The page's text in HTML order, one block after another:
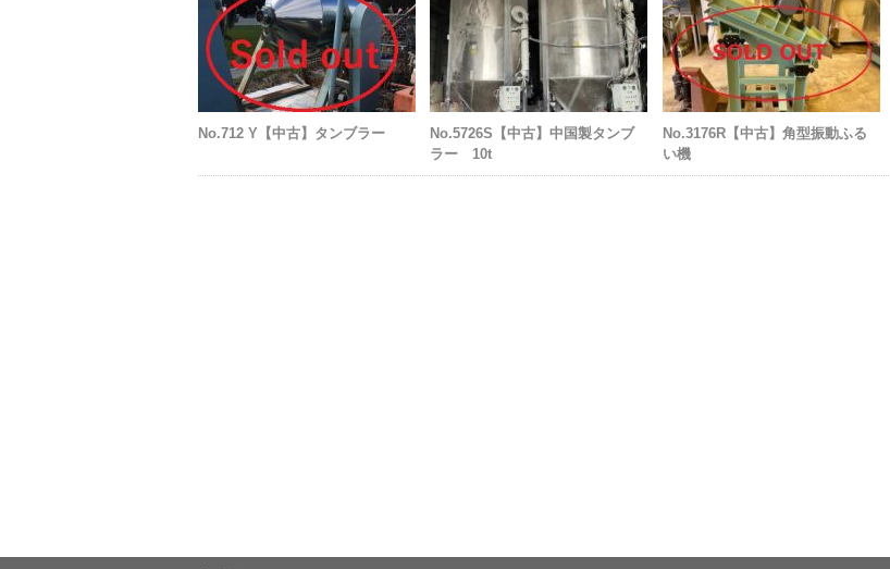
No.712 Y【中古】タンブラー
No.5726S【中古】中国製タンブ
ラー 10t
No.3176R【中古】角型振動ふる
い機